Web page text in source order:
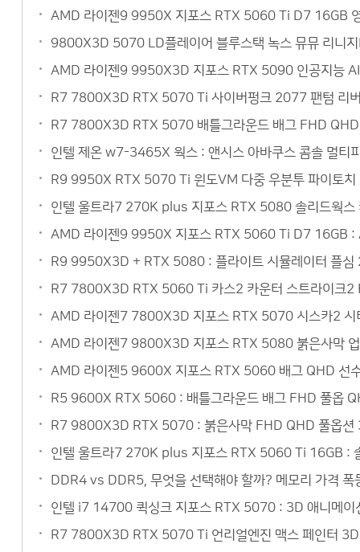
AMD 라이젠9 9950X 지포스 RTX 5060 Ti D7 16GB
9800X3D 5070 LD플레이어 블루스택 녹스 뮤뮤 리니
AMD 라이젠9 9950X3D 지포스 RTX 5090 인공지능 AI
R7 7800X3D RTX 5070 Ti 사이버펑크 2077 팬텀 리
R7 7800X3D RTX 5070 배틀그라운드 배그 FHD QHD
인텔 제온 w7-3465X 웍스 : 앤시스 아바쿠스 콤솔 멀티
R9 9950X RTX 5070 Ti 윈도VM 다중 우분투 파이토치
인텔 울트라7 270K plus 지포스 RTX 5080 솔리드웍스
AMD 라이젠9 9950X 지포스 RTX 5060 Ti D7 16GB :
R9 9950X3D + RTX 5080 : 플라이트 시뮬레이터 플
R7 7800X3D RTX 5060 Ti 카스2 카운터 스트라이크2
AMD 라이젠7 7800X3D 지포스 RTX 5070 시스카2 시
AMD 라이젠7 9800X3D 지포스 RTX 5080 붉은사막
AMD 라이젠5 9600X 지포스 RTX 5060 배그 QHD 선
R5 9600X RTX 5060 : 배틀그라운드 배그 FHD 풀옵
R7 9800X3D RTX 5070 : 붉은사막 FHD QHD 풀옵션
인텔 울트라7 270K plus 지포스 RTX 5060 Ti 16GB :
DDR4 vs DDR5, 무엇을 선택해야 할까? 메모리 가격
인텔 i7 14700 퀵싱크 지포스 RTX 5070 : 3D 애니메이
R7 7800X3D RTX 5070 Ti 언리얼엔진 맥스 페인터 3D